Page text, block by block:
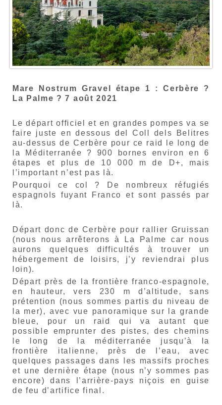
Mare Nostrum Gravel étape 1 : Cerbère ?
La Palme ? 7 août 2021
Le départ officiel et en grandes pompes va se
faire juste en dessous del Coll dels Belitres
au-dessus de Cerbère pour ce raid le long de
la Méditerranée ? 900 bornes environ en 6
étapes et plus de 10 000 m de D+, mais
l’important n’est pas là.
Pourquoi ce col ? De nombreux réfugiés
espagnols fuyant Franco et sont passés par
là.
Départ donc de Cerbère pour rallier Gruissan
(nous nous arrêterons à La Palme car nous
aurons quelques difficultés à trouver un
hébergement de loisirs, j’y reviendrai plus
loin).
Départ près de la frontière franco-espagnole,
en hauteur, vers 230 m d’altitude, sans
prétention (nous sommes partis du niveau de
la mer), avec vue panoramique sur la grande
bleue, pour un raid qui va autant que
possible emprunter des pistes, des chemins
le long de la méditerranée jusqu’à la
frontière italienne, près de l’eau, avec
quelques passages dans les massifs proches
et une dernière étape (nous n’y sommes pas
encore) dans l’arrière-pays niçois en guise
de feu d’artifice final.